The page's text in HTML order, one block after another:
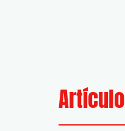
Artículo